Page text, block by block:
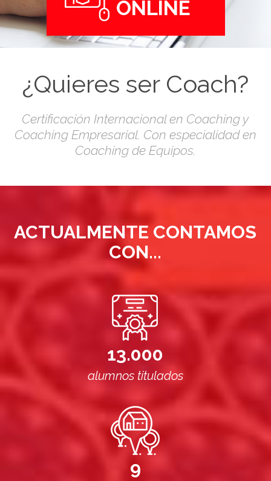
ONLINE
¿Quieres ser Coach?
Certificación Internacional en Coaching y
Coaching Empresarial. Con especialidad en
Coaching de Equipos.
ACTUALMENTE CONTAMOS
CON...
13.000
alumnos titulados
9